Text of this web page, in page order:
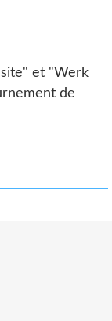
et "Werk
de